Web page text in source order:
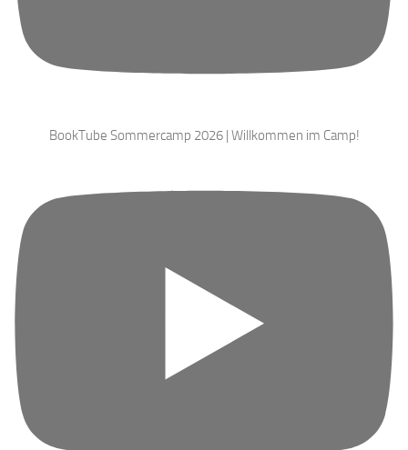
BookTube Sommercamp 2026 | Willkommen im Camp!